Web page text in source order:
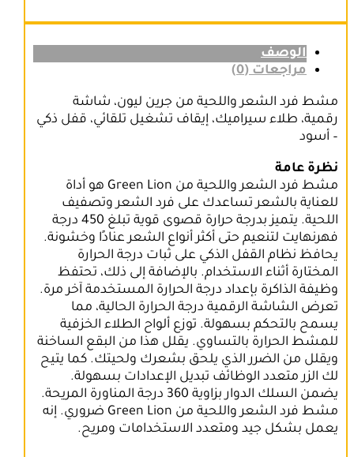
الوصف
مراجعات (0)
مشط فرد الشعر واللحية من جرين ليون، شاشة
رقمية، طلاء سيراميك، إيقاف تشغيل تلقائي، قفل ذكي
– أسود
نظرة عامة
مشط فرد الشعر واللحية من Green Lion هو أداة
للعناية بالشعر تساعدك على فرد الشعر وتصفيف
اللحية. يتميز بدرجة حرارة قصوى قوية تبلغ 450 درجة
فهرنهايت لتنعيم حتى أكثر أنواع الشعر عنادًا وخشونة.
يحافظ نظام القفل الذكي على ثبات درجة الحرارة
المختارة أثناء الاستخدام. بالإضافة إلى ذلك، تحتفظ
وظيفة الذاكرة بإعداد درجة الحرارة المستخدمة آخر مرة.
تعرض الشاشة الرقمية درجة الحرارة الحالية، مما
يسمح بالتحكم بسهولة. توزع ألواح الطلاء الخزفية
للمشط الحرارة بالتساوي. يقلل هذا من البقع الساخنة
ويقلل من الضرر الذي يلحق بشعرك ولحيتك. كما يتيح
لك الزر متعدد الوظائف تبديل الإعدادات بسهولة.
يضمن السلك الدوار بزاوية 360 درجة المناورة المريحة.
مشط فرد الشعر واللحية من Green Lion ضروري. إنه
يعمل بشكل جيد ومتعدد الاستخدامات ومريح.